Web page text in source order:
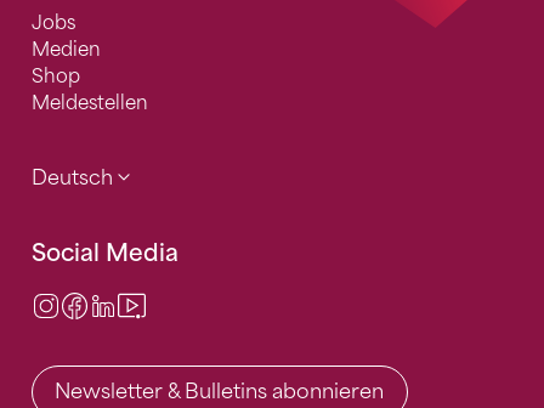
Jobs
Medien
Shop
Meldestellen
Deutsch
Social Media
Instagram
Facebook
LinkedIn
Newsletter & Bulletins abonnieren